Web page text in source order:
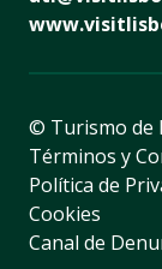
© Turismo de
Términos y
Política de
Cookies
Canal de